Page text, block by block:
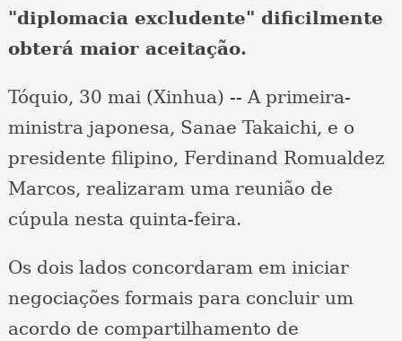
"diplomacia excludente" dificilmente
obterá maior aceitação.
Tóquio, 30 mai (Xinhua) -- A primeira-
ministra japonesa, Sanae Takaichi, e o
presidente filipino, Ferdinand Romualdez
Marcos, realizaram uma reunião de
cúpula nesta quinta-feira.
Os dois lados concordaram em iniciar
negociações formais para concluir um
acordo de compartilhamento de